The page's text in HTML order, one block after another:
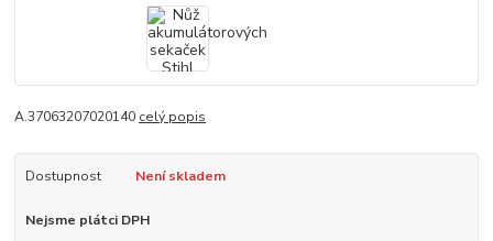
A.37063207020140 celý popis
Dostupnost Není skladem
Nejsme plátci DPH